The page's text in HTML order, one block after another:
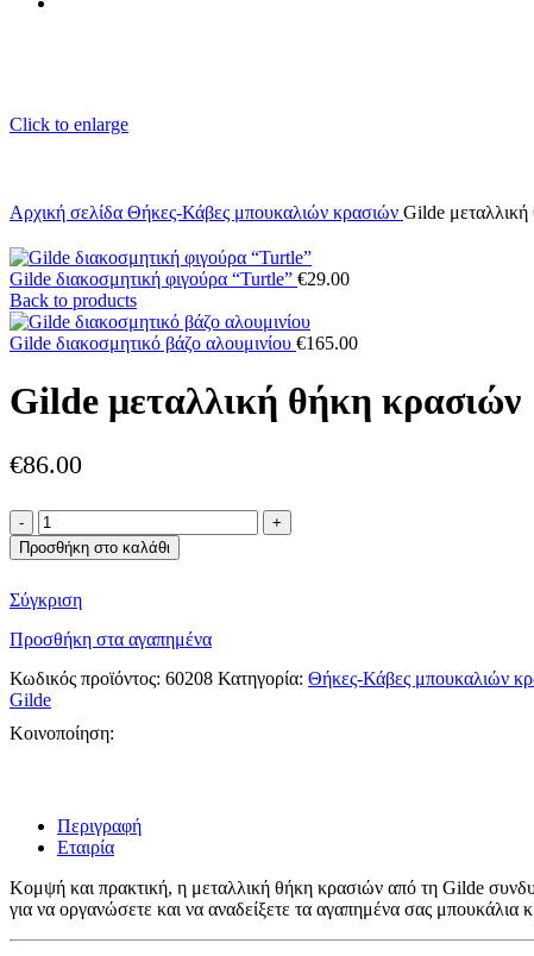
Click to enlarge
Αρχική σελίδα Θήκες-Κάβες μπουκαλιών κρασιών Gilde
Gilde διακοσμητική φιγούρα “Turtle” €29.00
Back to products
Gilde διακοσμητικό βάζο αλουμινίου €165.00
Gilde μεταλλική θήκη κρασιών
€86.00
Gilde
μεταλλική
θήκη
ποσότητα
Προσθήκη στο καλάθι
Σύγκριση
Προσθήκη στα αγαπημένα
Κωδικός προϊόντος: 60208 Κατηγορία: Θήκες-Κάβες μπουκαλιών
Gilde
Κοινοποίηση:
Περιγραφή
Εταιρία
Κομψή και πρακτική, η μεταλλική θήκη κρασιών από τη Gilde
για να οργανώσετε και να αναδείξετε τα αγαπημένα σας